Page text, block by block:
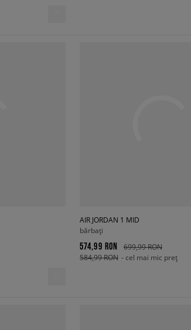
AIR JORDAN 1 MID
bărbați
574,99 RON
699,99 RON
584,99 RON - cel mai mic preț